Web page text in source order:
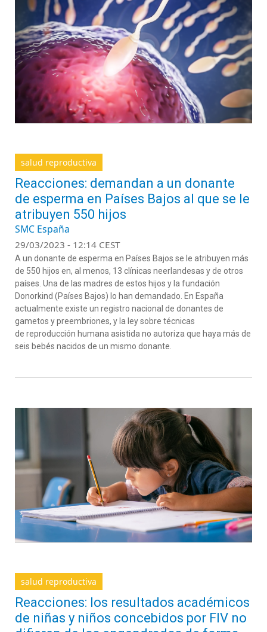
salud reproductiva
Reacciones: demandan a un donante
de esperma en Países Bajos al que se le
atribuyen 550 hijos
SMC España
29/03/2023 - 12:14 CEST
A un donante de esperma en Países Bajos se le atribuyen más
de 550 hijos en, al menos, 13 clínicas neerlandesas y de otros
países. Una de las madres de estos hijos y la fundación
Donorkind (Países Bajos) lo han demandado. En España
actualmente existe un registro nacional de donantes de
gametos y preembriones, y la ley sobre técnicas
de reproducción humana asistida no autoriza que haya más de
seis bebés nacidos de un mismo donante.
salud reproductiva
Reacciones: los resultados académicos
de niñas y niños concebidos por FIV no